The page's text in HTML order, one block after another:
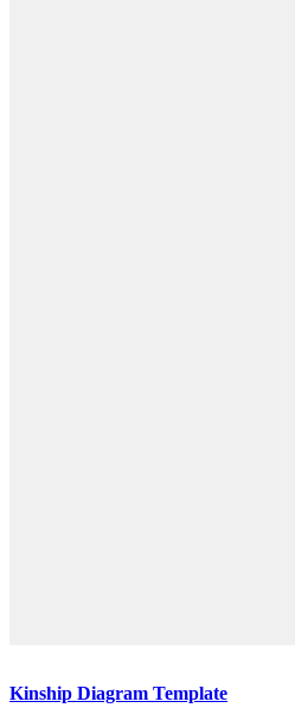
Kinship Diagram Template